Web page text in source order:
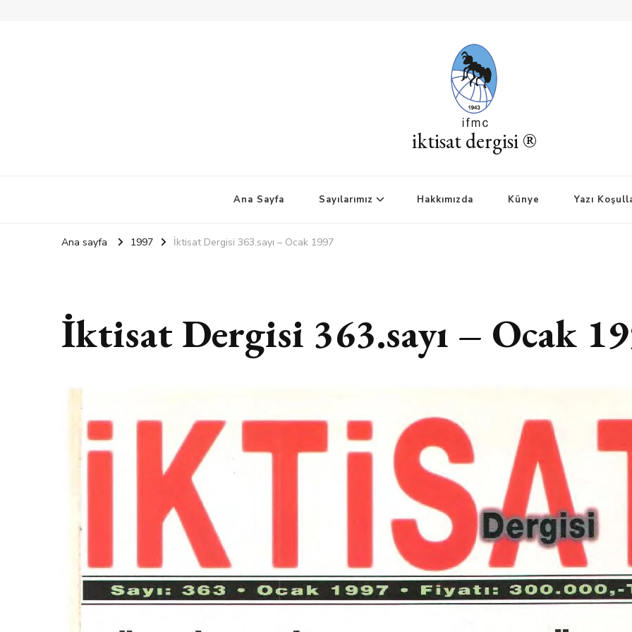
iktisat dergisi ®
Ana Sayfa Sayılarımız Hakkımızda Künye Yazı
Ana sayfa 1997 İktisat Dergisi 363.sayı – Ocak 1997
İktisat Dergisi 363.sayı – Ocak